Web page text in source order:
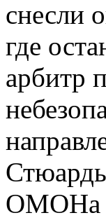
снесли
где
арбитр
ОМОНа